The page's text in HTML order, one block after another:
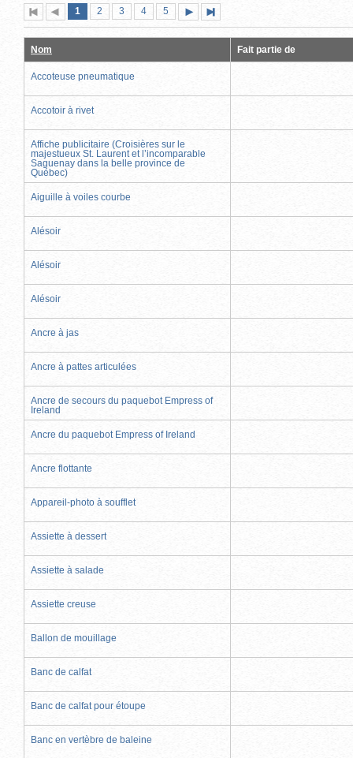
Première
page
Page
précédente
Page
1 (page
actuelle)
Page
2 Page
3 Page
4 Page
5
suivante
page
Nom Fait partie de
Accoteuse pneumatique
Accotoir à rivet
Affiche publicitaire (Croisières sur le
majestueux St. Laurent et l’incomparable
Saguenay dans la belle province de
Québec)
Aiguille à voiles courbe
Alésoir
Alésoir
Alésoir
Ancre à jas
Ancre à pattes articulées
Ancre de secours du paquebot Empress of
Ireland
Ancre du paquebot Empress of Ireland
Ancre flottante
Appareil-photo à soufflet
Assiette à dessert
Assiette à salade
Assiette creuse
Ballon de mouillage
Banc de calfat
Banc de calfat pour étoupe
Banc en vertèbre de baleine